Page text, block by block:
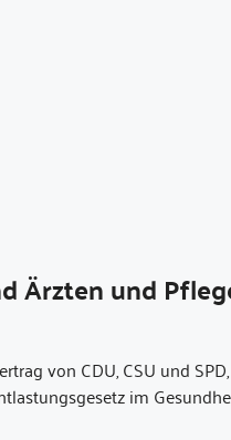
Ärzten und
von CDU, CSU und SPD,
im